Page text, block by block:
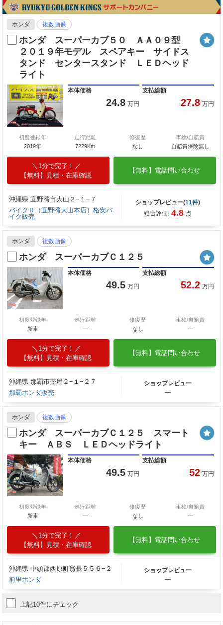
ホンダ 複数画像
ホンダ スーパーカブ５０ ＡＡ０９型
２０１９年モデル スペアキー サイドス
タンド センタースタンド ＬＥＤヘッド
ライト
本体価格
24.8 万円
支払総額
27.8 万円
初度登録年
2019年
走行距離
7229Km
修復歴
なし
車検/自賠責
自賠責保険無し
1分で完了！
【無料】見積・在庫確認
【無料】電話問い合わせ
沖縄県 宜野湾市大山２−１−７
バイクＲ（宜野湾大山本店）格安バ
イク販売
ショップレビュー(11件)
総合評価: 4.8 点
ホンダ 複数画像
ホンダ スーパーカブＣ１２５
本体価格
49.5 万円
支払総額
52.2 万円
初度登録年
新車
走行距離
—
修復歴
なし
車検/自賠責
―
1分で完了！
【無料】見積・在庫確認
【無料】電話問い合わせ
沖縄県 那覇市壺屋２−１−２７
那覇ホンダ販売
ショップレビュー
―
ホンダ 複数画像
ホンダ スーパーカブＣ１２５ スマート
キー ＡＢＳ ＬＥＤヘッドライト
本体価格
49.5 万円
支払総額
52 万円
初度登録年
新車
走行距離
—
修復歴
なし
車検/自賠責
―
1分で完了！
【無料】見積・在庫確認
【無料】電話問い合わせ
沖縄県 中頭郡西原町翁長５５６−２
前里ホンダ
ショップレビュー
―
上記10件にチェック